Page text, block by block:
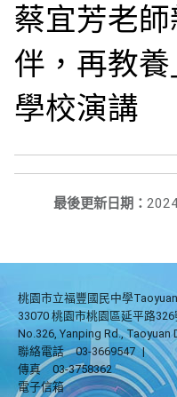
蔡宜芳老
伴，再教
學校演講
最後更新日期：
桃園市立福豐國民中學
33070 桃園市桃園區延平路326
No.326, Yanping Rd., Taoyuan
聯絡電話
03-3669547 |
傳真
03-3758362
電子信箱